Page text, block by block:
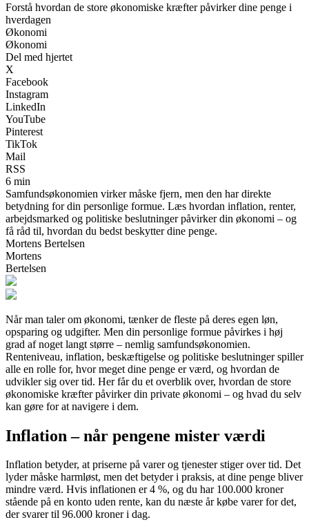
Forstå hvordan de store økonomiske kræfter påvirker dine penge i
hverdagen
Økonomi
Økonomi
Del med hjertet
X
Facebook
Instagram
LinkedIn
YouTube
Pinterest
TikTok
Mail
RSS
6 min
Samfundsøkonomien virker måske fjern, men den har direkte
betydning for din personlige formue. Læs hvordan inflation, renter,
arbejdsmarked og politiske beslutninger påvirker din økonomi – og
få råd til, hvordan du bedst beskytter dine penge.
Mortens Bertelsen
Mortens
Bertelsen
Når man taler om økonomi, tænker de fleste på deres egen løn,
opsparing og udgifter. Men din personlige formue påvirkes i høj
grad af noget langt større – nemlig samfundsøkonomien.
Renteniveau, inflation, beskæftigelse og politiske beslutninger spiller
alle en rolle for, hvor meget dine penge er værd, og hvordan de
udvikler sig over tid. Her får du et overblik over, hvordan de store
økonomiske kræfter påvirker din private økonomi – og hvad du selv
kan gøre for at navigere i dem.
Inflation – når pengene mister værdi
Inflation betyder, at priserne på varer og tjenester stiger over tid. Det
lyder måske harmløst, men det betyder i praksis, at dine penge bliver
mindre værd. Hvis inflationen er 4 %, og du har 100.000 kroner
stående på en konto uden rente, kan du næste år købe varer for det,
der svarer til 96.000 kroner i dag.